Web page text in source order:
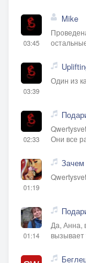
03:45
Mike
03:39
Один из
02:33
Они все
01:19
Зачем
01:14
Да, Анна,
вызывает